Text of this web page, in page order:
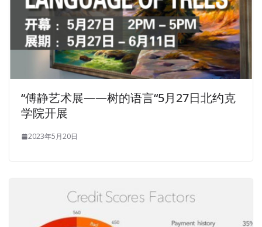
“傅静艺术展——树的语言“5月27日北约克
学院开展
2023年5月20日